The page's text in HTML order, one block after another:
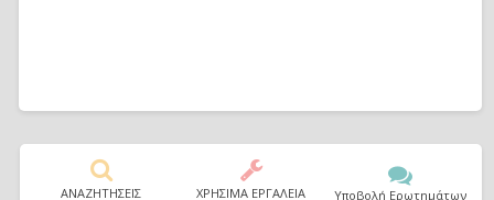
ΑΝΑΖΗΤΗΣΕΙΣ ΧΡΗΣΙΜΑ ΕΡΓΑΛΕΙΑ Υποβολή Ερωτημάτων